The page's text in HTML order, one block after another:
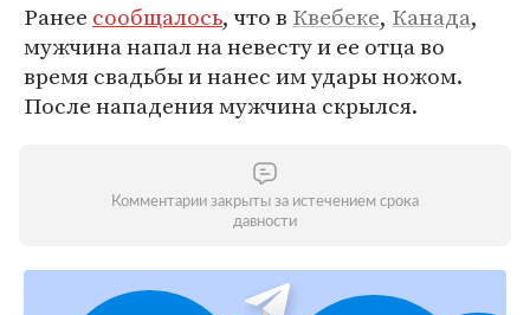
Ранее сообщалось, что в Квебеке, Канада,
мужчина напал на невесту и ее отца во
время свадьбы и нанес им удары ножом.
После нападения мужчина скрылся.
Комментарии закрыты за истечением срока
давности